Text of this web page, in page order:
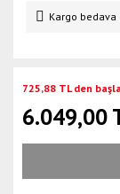
Kargo bedava
725,88 TL den
6.049,00